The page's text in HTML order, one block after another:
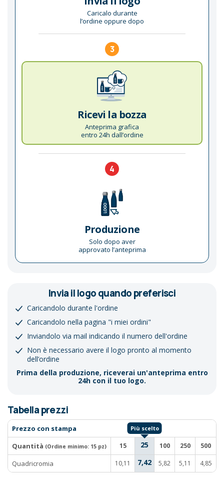
Caricalo durante
l’ordine oppure dopo
3
Ricevi la bozza
Anteprima grafica
entro 24h dall’ordine
4
Produzione
Solo dopo aver
approvato l’anteprima
Invia il logo quando preferisci
Caricandolo durante l'ordine
Caricandolo nella pagina "i miei ordini"
Inviandolo via mail indicando il numero dell'ordine
Non è necessario avere il logo pronto al momento
dell’ordine
Prima della produzione, riceverai un'anteprima entro
24h con il tuo logo.
Tabella prezzi
Prezzo con stampa
Quantità (Ordine minimo: 15 pz) 15 25 100 250 500
Quadricromia 10,11 7,42 5,82 5,11 4,85